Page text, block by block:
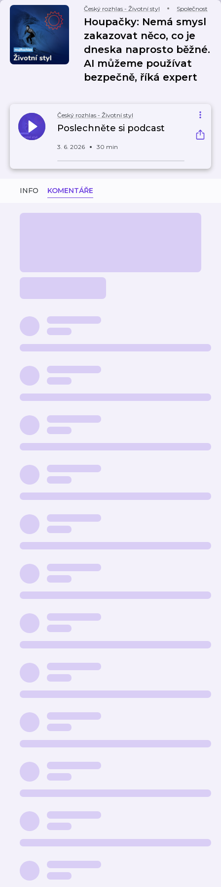
Český rozhlas - Životní styl Společnost
Houpačky: Nemá smysl
zakazovat něco, co je
dneska naprosto běžné.
AI můžeme používat
bezpečně, říká expert
Český rozhlas - Životní styl
Poslechněte si podcast
3. 6. 2026 30 min
INFO KOMENTÁŘE